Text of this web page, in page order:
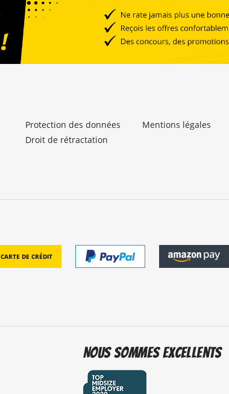
Protection des données
Droit de rétractation
Mentions légales
Carte de crédit
Nous sommes excellents